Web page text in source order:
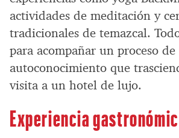
actividades de meditación y
tradicionales de temazcal.
para acompañar un proceso de
autoconocimiento que
visita a un hotel de lujo.
Experiencia